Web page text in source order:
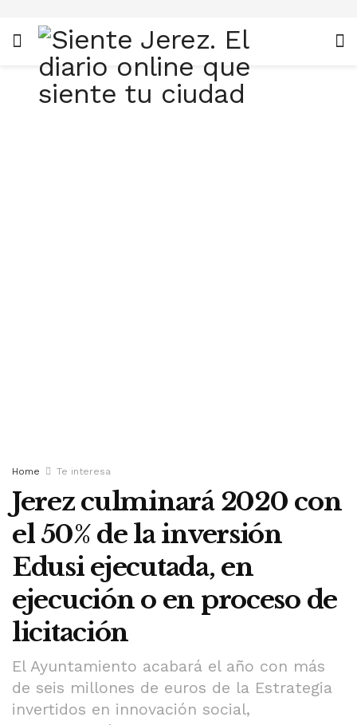
Home Te interesa
Jerez culminará 2020 con
el 50% de la inversión
Edusi ejecutada, en
ejecución o en proceso de
licitación
El Ayuntamiento acabará el año con más
de seis millones de euros de la Estrategia
invertidos en innovación social,